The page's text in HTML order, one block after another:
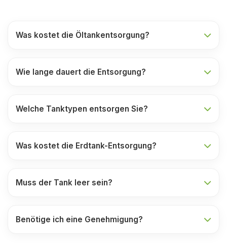
Was kostet die Öltankentsorgung?
Wie lange dauert die Entsorgung?
Welche Tanktypen entsorgen Sie?
Was kostet die Erdtank-Entsorgung?
Muss der Tank leer sein?
Benötige ich eine Genehmigung?